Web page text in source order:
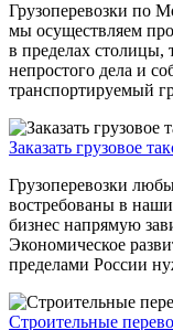
Грузоперевозки по
мы осуществляем
в пределах столицы,
непростого дела и
транспортируемый
Заказать грузовое
Грузоперевозки
востребованы в
бизнес напрямую
Экономическое
пределами России
Строительные